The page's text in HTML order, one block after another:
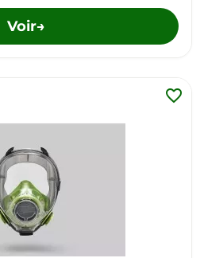
Voir→
favorite_border